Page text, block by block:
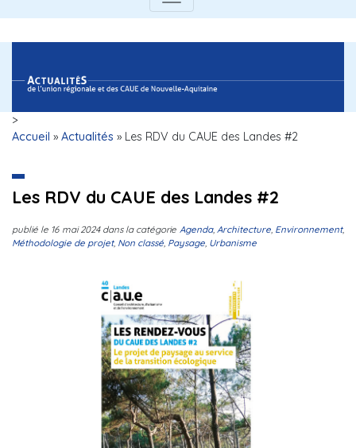
>
Accueil » Actualités » Les RDV du CAUE des Landes #2
Les RDV du CAUE des Landes #2
publié le 16 mai 2024dans la catégorie Agenda, Architecture, Environnement,
Méthodologie de projet, Non classé, Paysage, Urbanisme